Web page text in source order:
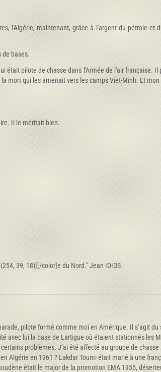
l'Algérie, maintenant, grâce à l'argent du pétrole et
de bases.
était pilote de chasse dans l'Armée de l'air française.
qui les amenait vers les camps Viet-Minh. Et mon
Il le méritait bien.
39, 18)][/color]e du Nord." Jean IDIOS
pilote formé comme moi en Amérique. Il s’agit
avec lui la base de Lartigue où étaient stationnés les
problèmes. J’ai été affecté au groupe de
Algérie en 1961 ? Lakdar Toumi était marié à une
était le major de la promotion EMA 1955,